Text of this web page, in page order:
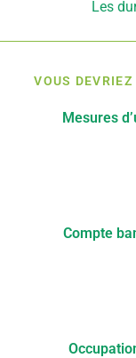
Les
VOUS
Mesures
Compte